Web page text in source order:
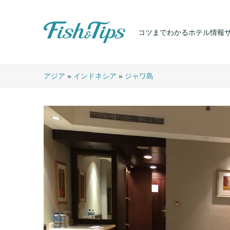
コツまでわかるホテル情報
アジア » インドネシア » ジャワ島